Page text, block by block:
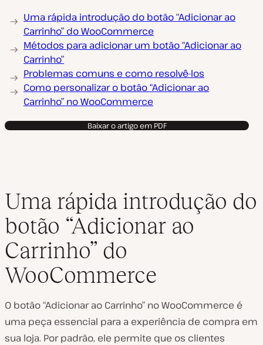
Uma rápida introdução do botão “Adicionar ao
Carrinho” do WooCommerce
Métodos para adicionar um botão “Adicionar ao
Carrinho”
Problemas comuns e como resolvê-los
Como personalizar o botão “Adicionar ao
Carrinho” no WooCommerce
Baixar o artigo em PDF
Uma rápida introdução do
botão “Adicionar ao
Carrinho” do
WooCommerce
O botão “Adicionar ao Carrinho” no WooCommerce é
uma peça essencial para a experiência de compra em
sua loja. Por padrão, ele permite que os clientes